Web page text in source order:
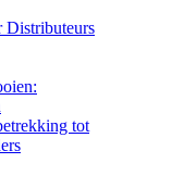
Distributeurs
tot